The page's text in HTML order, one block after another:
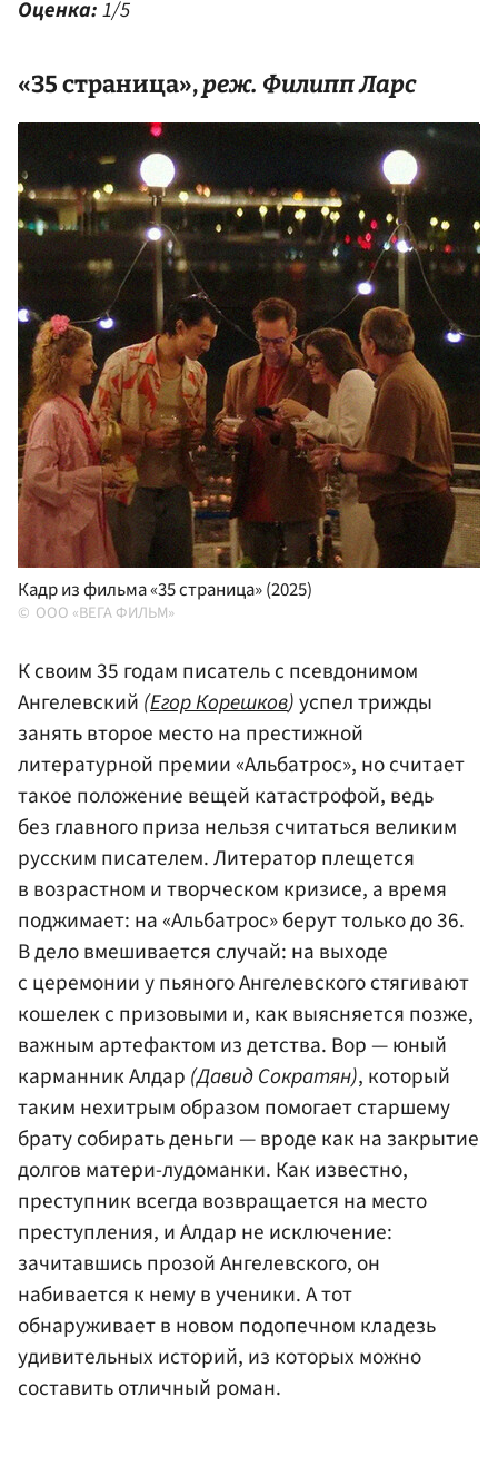
Оценка:1/5
«35 страница»,реж. Филипп Ларс
Кадр из фильма «35 страница» (2025)
ООО «ВЕГА ФИЛЬМ»
К своим 35 годам писатель с псевдонимом
Ангелевский (Егор Корешков)успел трижды
занять второе место на престижной
литературной премии «Альбатрос», но считает
такое положение вещей катастрофой, ведь
без главного приза нельзя считаться великим
русским писателем. Литератор плещется
в возрастном и творческом кризисе, а время
поджимает: на «Альбатрос» берут только до 36.
В дело вмешивается случай: на выходе
с церемонии у пьяного Ангелевского стягивают
кошелек с призовыми и, как выясняется позже,
важным артефактом из детства. Вор — юный
карманник Алдар (Давид Сократян), который
таким нехитрым образом помогает старшему
брату собирать деньги — вроде как на закрытие
долгов матери-лудоманки. Как известно,
преступник всегда возвращается на место
преступления, и Алдар не исключение:
зачитавшись прозой Ангелевского, он
набивается к нему в ученики. А тот
обнаруживает в новом подопечном кладезь
удивительных историй, из которых можно
составить отличный роман.